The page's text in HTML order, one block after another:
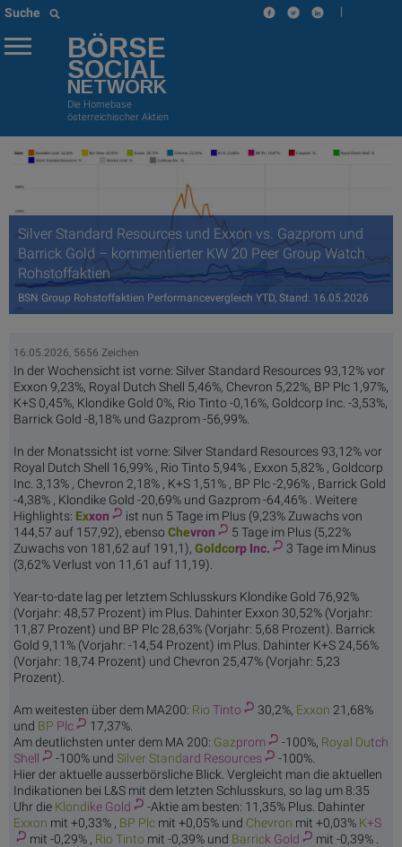
Suche |
BÖRSE
SOCIAL
NETWORK
Die Homebase
österreichischer Aktien
Silver Standard Resources und Exxon vs. Gazprom und
Barrick Gold – kommentierter KW 20 Peer Group Watch
Rohstoffaktien
BSN Group Rohstoffaktien Performancevergleich YTD, Stand: 16.05.2026
16.05.2026, 5656 Zeichen
In der Wochensicht ist vorne: Silver Standard Resources 93,12% vor
Exxon 9,23%, Royal Dutch Shell 5,46%, Chevron 5,22%, BP Plc 1,97%,
K+S 0,45%, Klondike Gold 0%, Rio Tinto -0,16%, Goldcorp Inc. -3,53%,
Barrick Gold -8,18% und Gazprom -56,99%.
In der Monatssicht ist vorne: Silver Standard Resources 93,12% vor
Royal Dutch Shell 16,99% , Rio Tinto 5,94% , Exxon 5,82% , Goldcorp
Inc. 3,13% , Chevron 2,18% , K+S 1,51% , BP Plc -2,96% , Barrick Gold
-4,38% , Klondike Gold -20,69% und Gazprom -64,46% . Weitere
Highlights: Exxon
ist nun 5 Tage im Plus (9,23% Zuwachs von
144,57 auf 157,92), ebensoChevron
5 Tage im Plus (5,22%
Zuwachs von 181,62 auf 191,1), Goldcorp Inc.
3 Tage im Minus
(3,62% Verlust von 11,61 auf 11,19).
Year-to-date lag per letztem Schlusskurs Klondike Gold 76,92%
(Vorjahr: 48,57 Prozent) im Plus. Dahinter Exxon 30,52% (Vorjahr:
11,87 Prozent) und BP Plc 28,63% (Vorjahr: 5,68 Prozent). Barrick
Gold 9,11% (Vorjahr: -14,54 Prozent) im Plus. Dahinter K+S 24,56%
(Vorjahr: 18,74 Prozent) und Chevron 25,47% (Vorjahr: 5,23
Prozent).
Am weitesten über dem MA200: RioTinto 30,2%, Exxon 21,68%
und BP Plc
17,37%.
Am deutlichsten unter dem MA 200: Gazprom -100%, Royal Dutch
Shell
-100% und Silver Standard Resources
-100%.
Hier der aktuelle ausserbörsliche Blick. Vergleicht man die aktuellen
Indikationen bei L&S mit dem letzten Schlusskurs, so lag um 8:35
Uhr die Klondike Gold
-Aktie am besten: 11,35% Plus. Dahinter
Exxon mit +0,33% , BP Plc mit +0,05% und Chevron mit +0,03% K+S
mit -0,29% , RioTinto mit -0,39% und Barrick Gold mit -0,39% .